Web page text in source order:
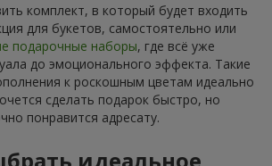
комплект, в который будет входить
для букетов, самостоятельно или
подарочные наборы, где всё уже
до эмоционального эффекта. Такие
к роскошным цветам идеально
сделать подарок быстро, но
понравится адресату.